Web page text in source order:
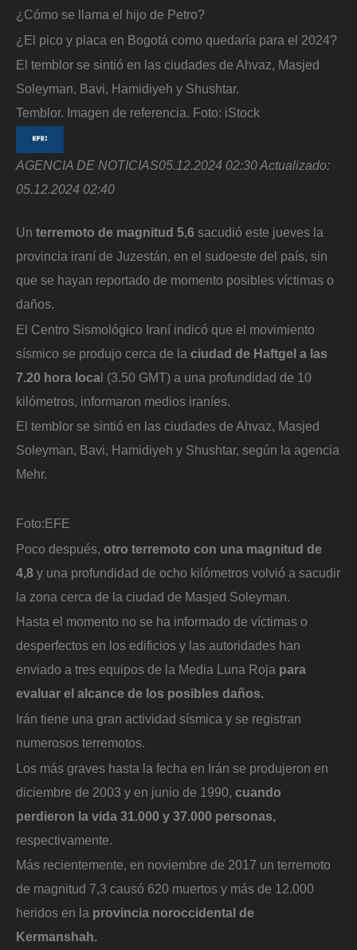
¿Cómo se llama el hijo de Petro?
¿El pico y placa en Bogotá como quedaría para el 2024?
El temblor se sintió en las ciudades de Ahvaz, Masjed
Soleyman, Bavi, Hamidiyeh y Shushtar.
Temblor. Imagen de referencia. Foto: iStock
AGENCIA DE NOTICIAS05.12.2024 02:30Actualizado:
05.12.2024 02:40
Un terremoto de magnitud 5,6 sacudió este jueves la
provincia iraní de Juzestán, en el sudoeste del país, sin
que se hayan reportado de momento posibles víctimas o
daños.
El Centro Sismológico Iraní indicó que el movimiento
sísmico se produjo cerca de la ciudad de Haftgel a las
7.20 hora local (3.50 GMT) a una profundidad de 10
kilómetros, informaron medios iraníes.
El temblor se sintió en las ciudades de Ahvaz, Masjed
Soleyman, Bavi, Hamidiyeh y Shushtar, según la agencia
Mehr.
Foto:EFE
Poco después, otro terremoto con una magnitud de
4,8 y una profundidad de ocho kilómetros volvió a sacudir
la zona cerca de la ciudad de Masjed Soleyman.
Hasta el momento no se ha informado de víctimas o
desperfectos en los edificios y las autoridades han
enviado a tres equipos de la Media Luna Roja para
evaluar el alcance de los posibles daños.
Irán tiene una gran actividad sísmica y se registran
numerosos terremotos.
Los más graves hasta la fecha en Irán se produjeron en
diciembre de 2003 y en junio de 1990, cuando
perdieron la vida 31.000 y 37.000 personas,
respectivamente.
Más recientemente, en noviembre de 2017 un terremoto
de magnitud 7,3 causó 620 muertos y más de 12.000
heridos en la provincia noroccidental de
Kermanshah.